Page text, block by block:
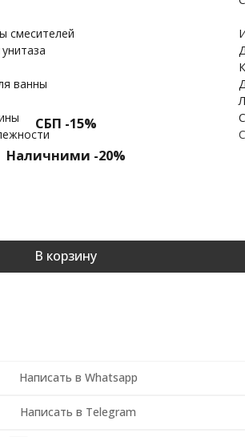
смесителей
ванны
СБП -15%
Наличними -20%
В корзину
Написать в Whatsapp
Написать в Telegram